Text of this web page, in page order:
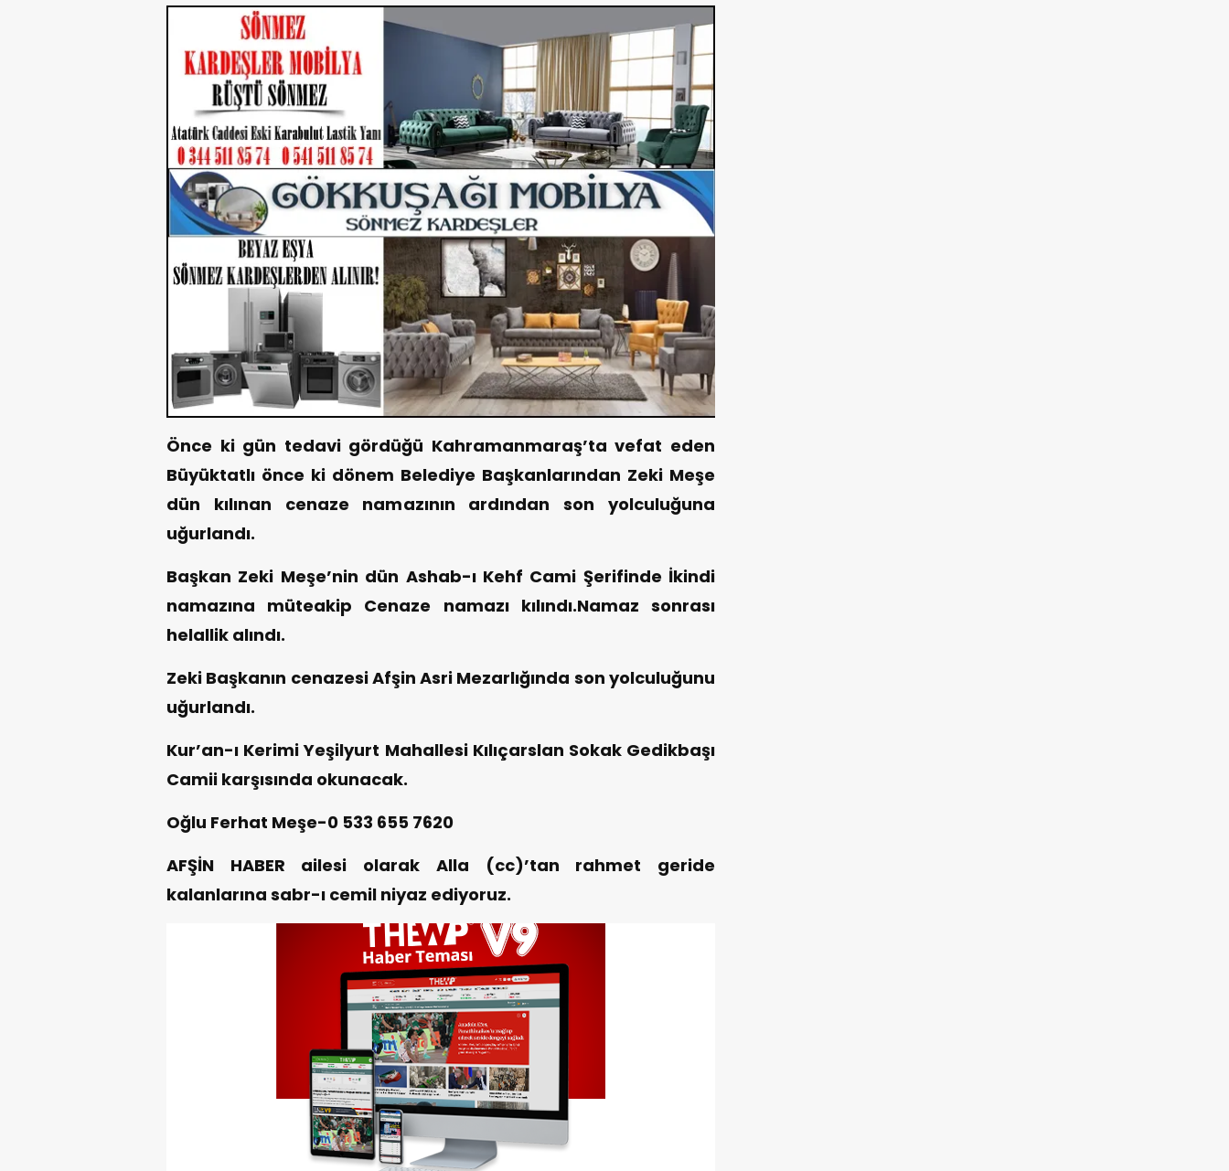
Önce ki gün tedavi gördüğü Kahramanmaraş’ta vefat eden
Büyüktatlı önce ki dönem Belediye Başkanlarından Zeki Meşe
dün kılınan cenaze namazının ardından son yolculuğuna
uğurlandı.
Başkan Zeki Meşe’nin dün Ashab-ı Kehf Cami Şerifinde İkindi
namazına müteakip Cenaze namazı kılındı.Namaz sonrası
helallik alındı.
Zeki Başkanın cenazesi Afşin Asri Mezarlığında son yolculuğunu
uğurlandı.
Kur’an-ı Kerimi Yeşilyurt Mahallesi Kılıçarslan Sokak Gedikbaşı
Camii karşısında okunacak.
Oğlu Ferhat Meşe-0 533 655 7620
AFŞİN HABER ailesi olarak Alla (cc)’tan rahmet geride
kalanlarına sabr-ı cemil niyaz ediyoruz.